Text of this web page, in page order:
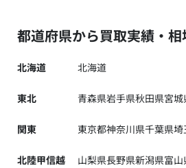
都道府県から買取実績・
北海道 北海道
東北 青森県岩手県秋田県宮城
関東 東京都神奈川県千葉県埼
北陸甲信越 山梨県長野県新潟県富山